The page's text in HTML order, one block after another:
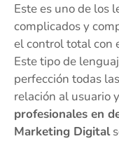
Este es uno de los
complicados y
el control total con
Este tipo de
perfección todas
relación al usuario
profesionales en
Marketing Digital